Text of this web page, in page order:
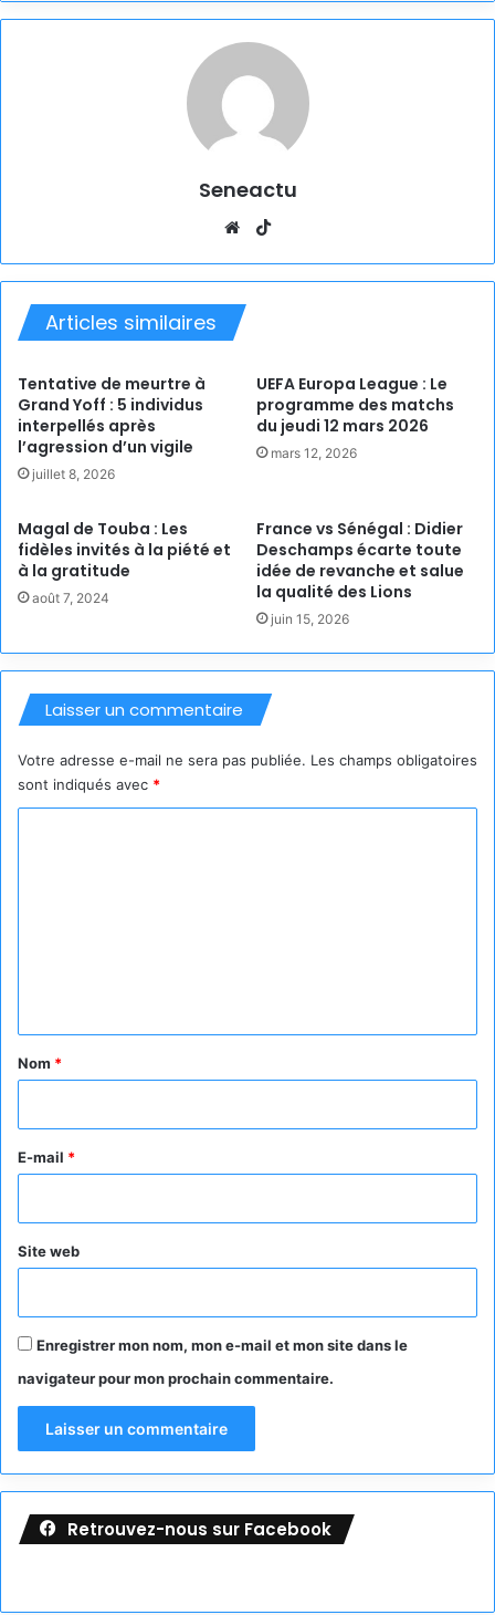
Seneactu
Website
Articles similaires
Tentative de meurtre à
Grand Yoff : 5 individus
interpellés après
l’agression d’un vigile
juillet 8, 2026
UEFA Europa League : Le
programme des matchs
du jeudi 12 mars 2026
mars 12, 2026
Magal de Touba : Les
fidèles invités à la piété et
à la gratitude
août 7, 2024
France vs Sénégal : Didier
Deschamps écarte toute
idée de revanche et salue
la qualité des Lions
juin 15, 2026
Laisser un commentaire
Votre adresse e-mail ne sera pas publiée. Les champs obligatoires
sont indiqués avec *
a
e
Nom *
E-mail *
Site web
Enregistrer mon nom, mon e-mail et mon site dans le
navigateur pour mon prochain commentaire.
Retrouvez-nous sur Facebook